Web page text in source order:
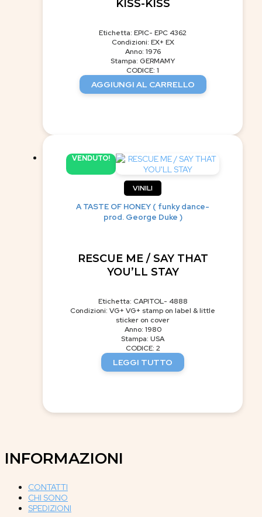
KISS-KISS
Etichetta: EPIC- EPC 4362
Condizioni: EX+ EX
Anno: 1976
Stampa: GERMAMY
CODICE: 1
AGGIUNGI AL CARRELLO
VENDUTO!
VINILI
A TASTE OF HONEY ( funky dance-
prod. George Duke )
RESCUE ME / SAY THAT
YOU’LL STAY
Etichetta: CAPITOL- 4888
Condizioni: VG+ VG+ stamp on label & little
sticker on cover
Anno: 1980
Stampa: USA
CODICE: 2
LEGGI TUTTO
INFORMAZIONI
CONTATTI
CHI SONO
SPEDIZIONI